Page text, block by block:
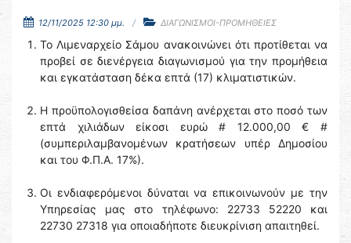
12/11/2025 12:30 μμ. ΔΙΑΓΩΝΙΣΜΟΙ-ΠΡΟΜΗΘΕΙΕΣ
To Λιμεναρχείο Σάμου ανακοινώνει ότι προτίθεται να
προβεί σε διενέργεια διαγωνισμού για την προμήθεια
και εγκατάσταση δέκα επτά (17) κλιματιστικών.
Η προϋπολογισθείσα δαπάνη ανέρχεται στο ποσό των
επτά χιλιάδων είκοσι ευρώ # 12.000,00 € #
(συμπεριλαμβανομένων κρατήσεων υπέρ Δημοσίου
και του Φ.Π.Α. 17%).
Οι ενδιαφερόμενοι δύναται να επικοινωνούν με την
Υπηρεσίας μας στο τηλέφωνο: 22733 52220 και
22730 27318 για οποιαδήποτε διευκρίνιση απαιτηθεί.